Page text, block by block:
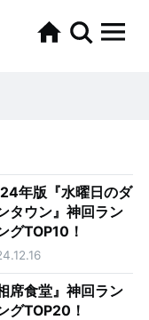
年版『水曜日のダ
タウン』神回ラン
グTOP10！
席食堂』神回ラン
グTOP20！